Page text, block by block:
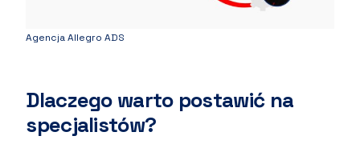
Agencja Allegro ADS
Dlaczego warto postawić na
specjalistów?